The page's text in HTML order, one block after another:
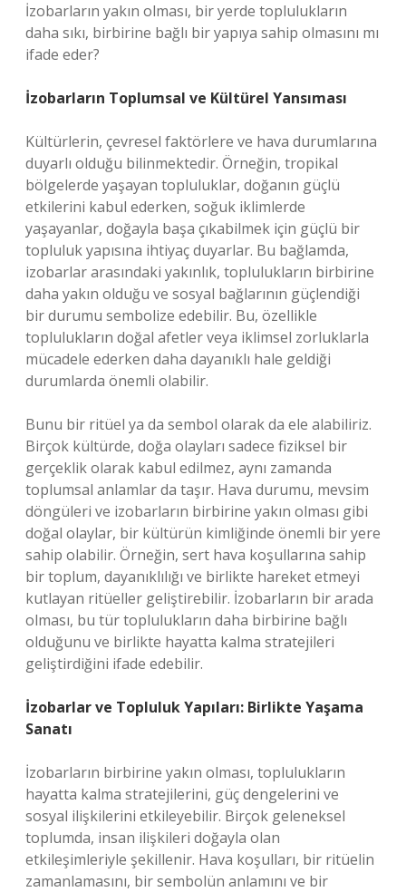
İzobarların yakın olması, bir yerde toplulukların
daha sıkı, birbirine bağlı bir yapıya sahip olmasını mı
ifade eder?
İzobarların Toplumsal ve Kültürel Yansıması
Kültürlerin, çevresel faktörlere ve hava durumlarına
duyarlı olduğu bilinmektedir. Örneğin, tropikal
bölgelerde yaşayan topluluklar, doğanın güçlü
etkilerini kabul ederken, soğuk iklimlerde
yaşayanlar, doğayla başa çıkabilmek için güçlü bir
topluluk yapısına ihtiyaç duyarlar. Bu bağlamda,
izobarlar arasındaki yakınlık, toplulukların birbirine
daha yakın olduğu ve sosyal bağlarının güçlendiği
bir durumu sembolize edebilir. Bu, özellikle
toplulukların doğal afetler veya iklimsel zorluklarla
mücadele ederken daha dayanıklı hale geldiği
durumlarda önemli olabilir.
Bunu bir ritüel ya da sembol olarak da ele alabiliriz.
Birçok kültürde, doğa olayları sadece fiziksel bir
gerçeklik olarak kabul edilmez, aynı zamanda
toplumsal anlamlar da taşır. Hava durumu, mevsim
döngüleri ve izobarların birbirine yakın olması gibi
doğal olaylar, bir kültürün kimliğinde önemli bir yere
sahip olabilir. Örneğin, sert hava koşullarına sahip
bir toplum, dayanıklılığı ve birlikte hareket etmeyi
kutlayan ritüeller geliştirebilir. İzobarların bir arada
olması, bu tür toplulukların daha birbirine bağlı
olduğunu ve birlikte hayatta kalma stratejileri
geliştirdiğini ifade edebilir.
İzobarlar ve Topluluk Yapıları: Birlikte Yaşama
Sanatı
İzobarların birbirine yakın olması, toplulukların
hayatta kalma stratejilerini, güç dengelerini ve
sosyal ilişkilerini etkileyebilir. Birçok geleneksel
toplumda, insan ilişkileri doğayla olan
etkileşimleriyle şekillenir. Hava koşulları, bir ritüelin
zamanlamasını, bir sembolün anlamını ve bir